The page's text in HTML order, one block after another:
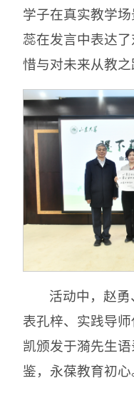
学子在真实教学
蕊在发言中表达了
惜与对未来从教之
活动中，赵
表孔梓、实践导
凯颁发于漪先生
鉴，永葆教育初心